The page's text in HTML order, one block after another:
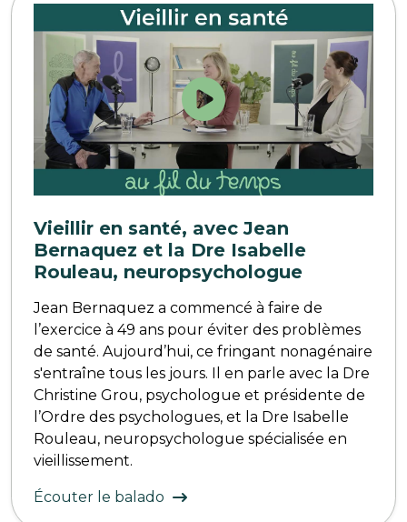
Vieillir en santé, avec Jean
Bernaquez et la Dre Isabelle
Rouleau, neuropsychologue
Jean Bernaquez a commencé à faire de
l’exercice à 49 ans pour éviter des problèmes
de santé. Aujourd’hui, ce fringant nonagénaire
s'entraîne tous les jours. Il en parle avec la Dre
Christine Grou, psychologue et présidente de
l’Ordre des psychologues, et la Dre Isabelle
Rouleau, neuropsychologue spécialisée en
vieillissement.
Écouter le balado